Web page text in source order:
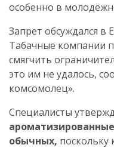
особенно в
Запрет обсуждался в
Табачные компании
смягчить
это им не удалось,
комсомолец».
Специалисты
обычных, поскольку